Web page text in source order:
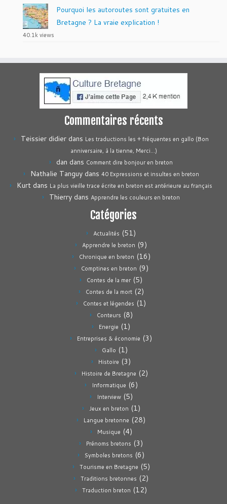
Pourquoi les autoroutes sont gratuites en
Bretagne ? La vraie explication !
40.1k views
Commentaires récents
Teissier didierdans Les traductions les + fréquentes en gallo (Bon
anniversaire, à la tienne, Merci…)
dan dans Comment dire bonjour en breton
Nathalie Tanguydans 40 Expressions et insultes en breton
Kurt dans La plus vieille trace écrite en breton est antérieure au français
Thierry dans Apprendre les couleurs en breton
Catégories
Actualités (51)
Apprendre le breton (9)
Chronique en breton (16)
Comptines en breton (9)
Contes de la mer(5)
Contes de la mort(2)
Contes et légendes (1)
Conteurs (8)
Energie (1)
Entreprises & économie (3)
Gallo (1)
Histoire (3)
Histoire de Bretagne (2)
Informatique (6)
Interview(5)
Jeux en breton (1)
Langue bretonne (28)
Musique (4)
Prénoms bretons (3)
Symboles bretons (6)
Tourisme en Bretagne (5)
Traditions bretonnes (2)
Traduction breton (12)